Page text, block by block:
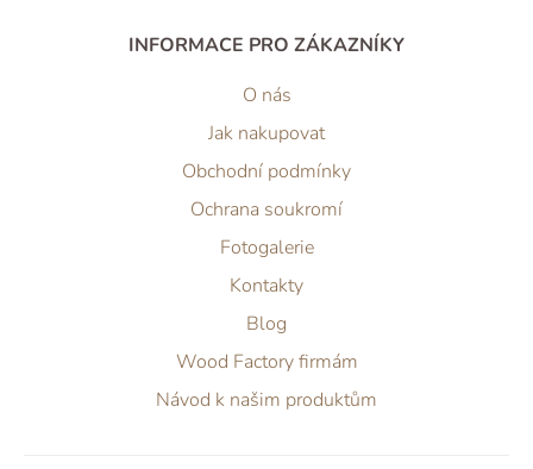
INFORMACE PRO ZÁKAZNÍKY
O nás
Jak nakupovat
Obchodní podmínky
Ochrana soukromí
Fotogalerie
Kontakty
Blog
Wood Factory firmám
Návod k našim produktům